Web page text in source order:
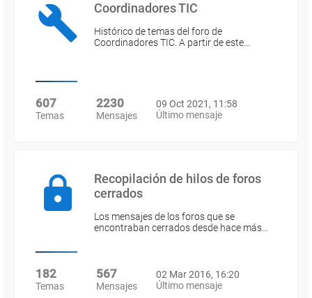
Coordinadores TIC
Histórico de temas del foro de
Coordinadores TIC. A partir de este…
607
Temas
2230
Mensajes
09 Oct 2021, 11:58
Último mensaje
Recopilación de hilos de foros
cerrados
Los mensajes de los foros que se
encontraban cerrados desde hace más…
182
Temas
567
Mensajes
02 Mar 2016, 16:20
Último mensaje